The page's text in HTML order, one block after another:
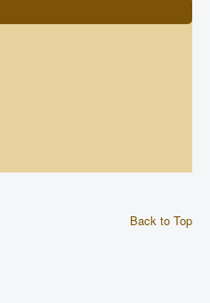
Back to Top